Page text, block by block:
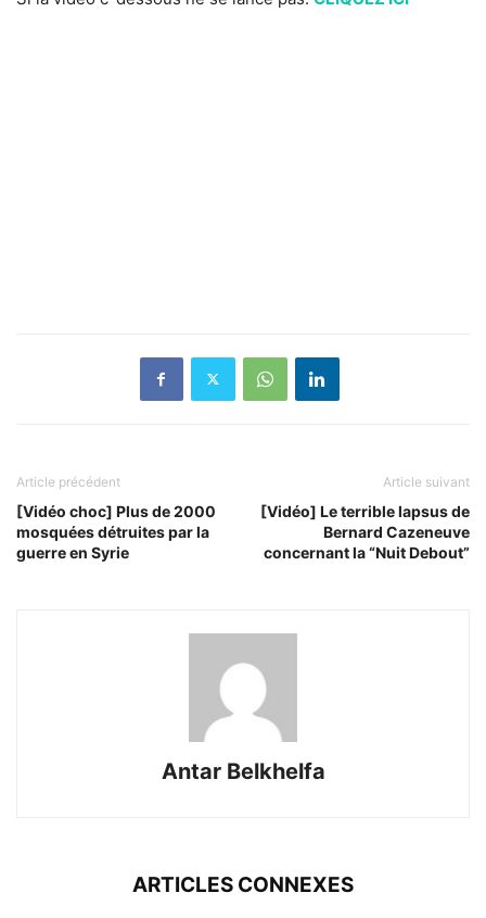
Article précédent
[Vidéo choc] Plus de 2000
mosquées détruites par la
guerre en Syrie
Article suivant
[Vidéo] Le terrible lapsus de
Bernard Cazeneuve
concernant la “Nuit Debout”
Antar Belkhelfa
ARTICLES CONNEXES